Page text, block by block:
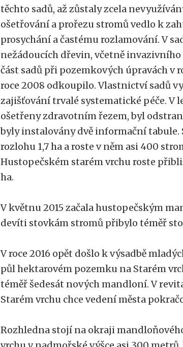
těchto sadů, až zůstaly zcela
ošetřování a prořezu stromů vedlo k
prosychání a častému rozlamování. V
nežádoucích dřevin, včetně
část sadů při pozemkových úpravách v
roce 2008 odkoupilo. Vlastnictví sadů
zajišťování trvalé systematické péče. V
ošetřeny zdravotním řezem, byl
byly instalovány dvě informační tabule.
rozlohu 1,7 ha a roste v něm asi 400
Hustopečském starém vrchu roste
ha.
V květnu 2015 začala hustopečským
devíti stovkám stromů přibylo téměř
V roce 2016 opět došlo k výsadbě
půl hektarovém pozemku na Starém
téměř šedesát nových mandloní. V
Starém vrchu chce vedení města
Rozhledna stojí na okraji